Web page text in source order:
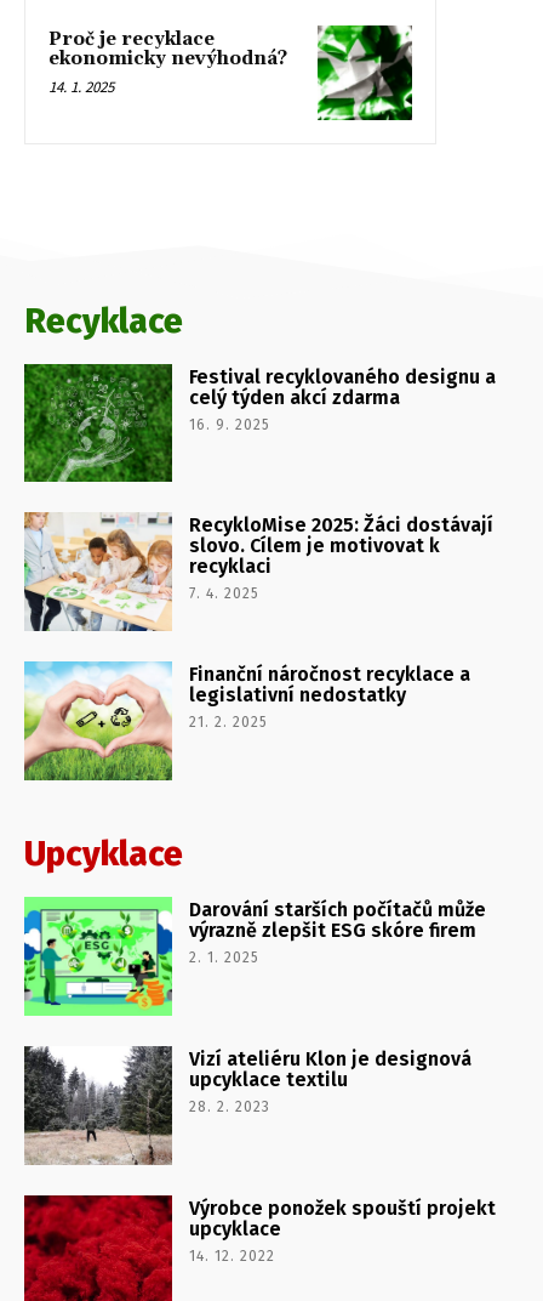
Proč je recyklace
ekonomicky nevýhodná?
14. 1. 2025
Recyklace
Festival recyklovaného designu a
celý týden akcí zdarma
16. 9. 2025
RecykloMise 2025: Žáci dostávají
slovo. Cílem je motivovat k
recyklaci
7. 4. 2025
Finanční náročnost recyklace a
legislativní nedostatky
21. 2. 2025
Upcyklace
Darování starších počítačů může
výrazně zlepšit ESG skóre firem
2. 1. 2025
Vizí ateliéru Klon je designová
upcyklace textilu
28. 2. 2023
Výrobce ponožek spouští projekt
upcyklace
14. 12. 2022